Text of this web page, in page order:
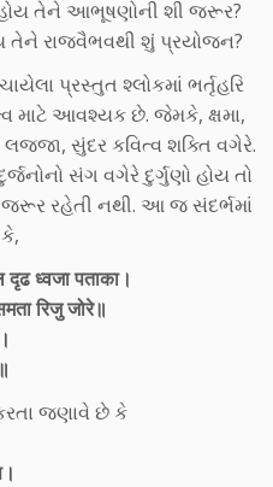
તેને આભૂષણોની શી જરૂર?
તેને રાજવૈભવથી શું પ્રયોજન?
પ્રસ્તુત શ્લોકમાં ભર્તૃહરિ
આવશ્યક છે. જેમકે, ક્ષમા,
લજ્જા, સુંદર કવિત્વ શક્તિ વગેરે.
સંગ વગેરે દુર્ગુણો હોય તો
રહેતી નથી. આ જ સંદર્ભમાં
ध्वजा पताका।
रिजु जोरे॥
જણાવે છે કે